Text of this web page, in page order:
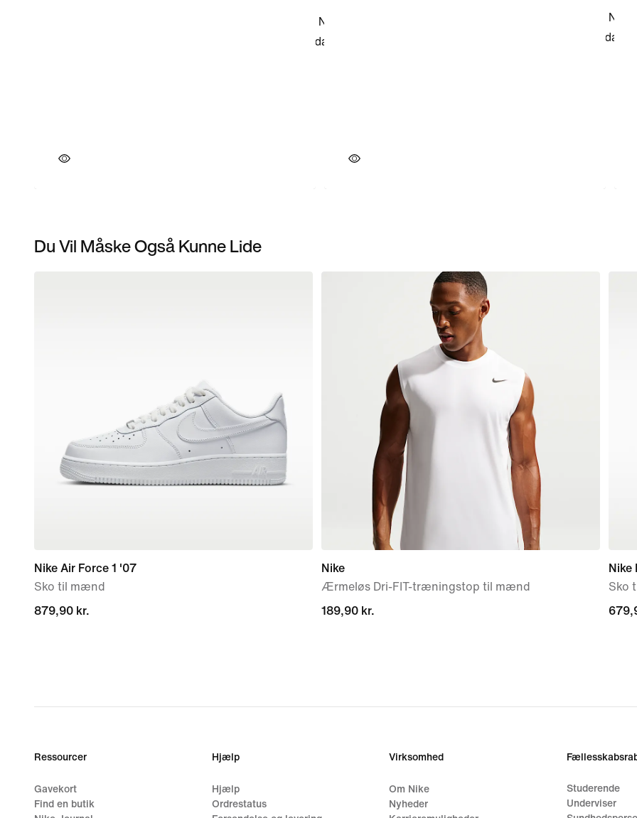
Du Vil Måske Også Kunne Lide
Nike Air Force 1 '07
Sko til mænd
879,90 kr.
879,90 kr.
Nike
Ærmeløs Dri-FIT-træningstop til mænd
189,90 kr.
189,90 kr.
Nike
Sko
Ressourcer
Gavekort
Find en butik
Hjælp
Hjælp
Ordrestatus
Virksomhed
Om Nike
Nyheder
Studerende
Underviser